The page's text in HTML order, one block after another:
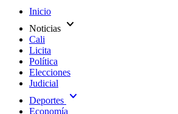
Inicio
Noticias expand_more
Cali
Licita
Política
Elecciones
Judicial
Deportes expand_more
Economía